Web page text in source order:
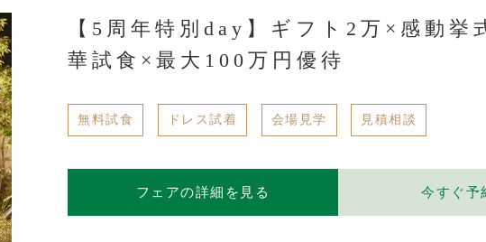
【5周年特別day】ギフト2万×感動挙
華試食×最大100万円優待
無料試食 ドレス試着 会場見学 見積相談
フェアの詳細を見る 今すぐ予